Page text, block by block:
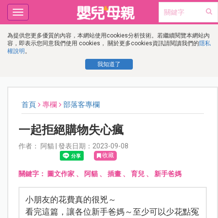
為提供您更多優質的內容，本網站使用cookies分析技術。若繼續閱覽本網站內
容，即表示您同意我們使用 cookies， 關於更多cookies資訊請閱讀我們的隱私
權說明 。
我知道了
Toggle
navigation
首頁 專欄 部落客專欄
一起拒絕購物失心瘋
作者： 阿貓 | 發表日期：2023-09-08
收藏
關鍵字： 圖文作家、 阿貓、 插畫、 育兒、 新手爸媽
小朋友的花費真的很兇～
看完這篇，讓各位新手爸媽～至少可以少花點冤